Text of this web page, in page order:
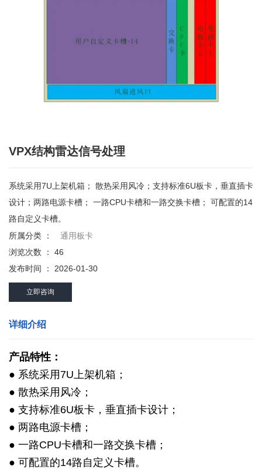
VPX结构雷达信号处理
系统采用7U上架机箱； 散热采用风冷；支持标准6U板卡，垂直插卡
设计；两路电源卡槽； 一路CPU卡槽和一路交换卡槽； 可配置的14
路自定义卡槽。
所属分类 ：
通用板卡
浏览次数 ： 46
发布时间 ： 2026-01-30
立即咨询
详细介绍
产品特性：
● 系统采用7U上架机箱；
● 散热采用风冷；
● 支持标准6U板卡，垂直插卡设计；
● 两路电源卡槽；
● 一路CPU卡槽和一路交换卡槽；
● 可配置的14路自定义卡槽。